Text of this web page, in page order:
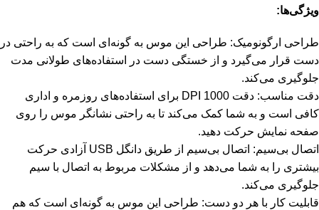
ویژگی‌ها:
طراحی ارگونومیک: طراحی این موس به گونه‌ای است که به راحتی در
دست قرار می‌گیرد و از خستگی دست در استفاده‌های طولانی مدت
جلوگیری می‌کند.
دقت مناسب: دقت 1000 DPI برای استفاده‌های روزمره و اداری
کافی است و به شما کمک می‌کند تا به راحتی نشانگر موس را روی
صفحه نمایش حرکت دهید.
اتصال بی‌سیم: اتصال بی‌سیم از طریق دانگل USB آزادی حرکت
بیشتری را به شما می‌دهد و از مشکلات مربوط به اتصال با سیم
جلوگیری می‌کند.
قابلیت کار با هر دو دست: طراحی این موس به گونه‌ای است که هم